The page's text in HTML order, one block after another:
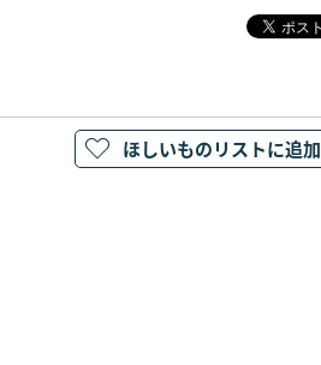
ほしいものリストに追加